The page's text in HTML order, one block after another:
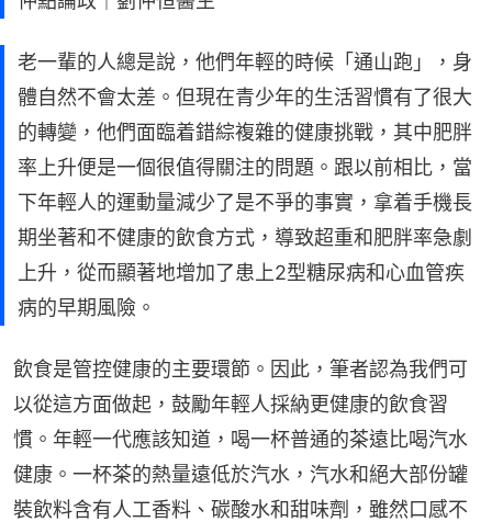
老一輩的人總是說，他們年輕的時候「通山跑」，身
體自然不會太差。但現在青少年的生活習慣有了很大
的轉變，他們面臨着錯綜複雜的健康挑戰，其中肥胖
率上升便是一個很值得關注的問題。跟以前相比，當
下年輕人的運動量減少了是不爭的事實，拿着手機長
期坐著和不健康的飲食方式，導致超重和肥胖率急劇
上升，從而顯著地增加了患上2型糖尿病和心血管疾
病的早期風險。
飲食是管控健康的主要環節。因此，筆者認為我們可
以從這方面做起，鼓勵年輕人採納更健康的飲食習
慣。年輕一代應該知道，喝一杯普通的茶遠比喝汽水
健康。一杯茶的熱量遠低於汽水，汽水和絕大部份罐
裝飲料含有人工香料、碳酸水和甜味劑，雖然口感不